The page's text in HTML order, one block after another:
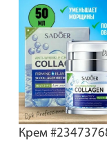
Крем